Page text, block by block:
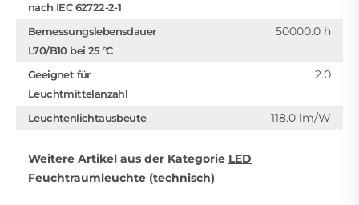
nach IEC 62722-2-1
Bemessungslebensdauer
L70/B10 bei 25 °C
50000.0 h
Geeignet für
Leuchtmittelanzahl
2.0
Leuchtenlichtausbeute 118.0 lm/W
Weitere Artikel aus der Kategorie LED
Feuchtraumleuchte (technisch)